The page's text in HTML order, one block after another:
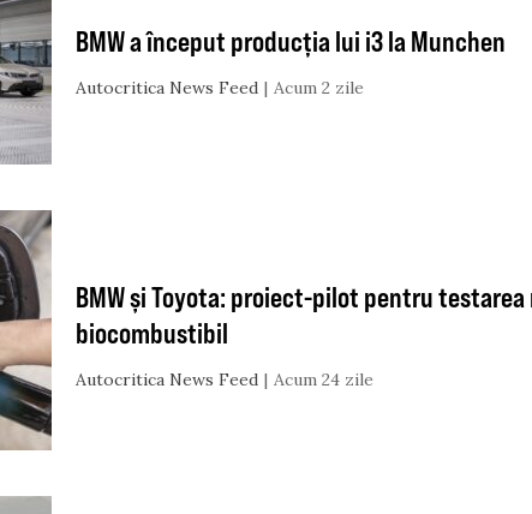
BMW a început producția lui i3 la Munchen
Autocritica News Feed Acum 2 zile
BMW și Toyota: proiect-pilot pentru
biocombustibil
Autocritica News Feed Acum 24 zile